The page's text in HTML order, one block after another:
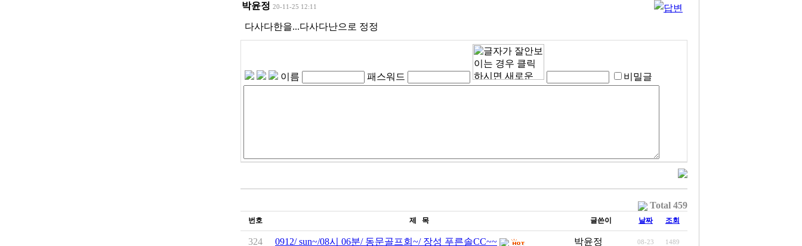
박윤정 20-11-25 12:11
다사다한을...다사다난으로 정정
이름 패스워드 비밀글
Total 459
번호 제 목 글쓴이 날짜 조회
324 0912/ sun~/08시 06분/ 동문골프회~/ 장성 푸른솔CC~~ 박윤정 08-23 1489